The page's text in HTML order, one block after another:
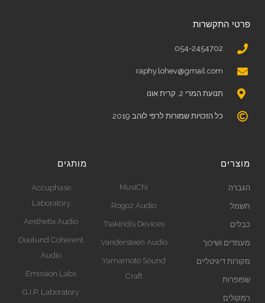
פרטי התקשרות
054-2454702
raphy.lohev@gmail.com
תנועת המרי 2, קרית אונו
כל הזכויות שמורות לרפי לוהב 2019
מוצרים
הגברה
חשמל
כבלים
מעמדים ושיכוך
מקורות דיגיטליים
שפופרות
רמקולים
MusiChi
Rogoz Audio
Tsakiridis Devices
Vandersteen Audio
Yamamoto Sound
Craft
מותגים
Accuphase
Laboratory
Aesthetix Audio
Duelund Coherent
Audio
Emission Labs
G.I.P. Laboratory